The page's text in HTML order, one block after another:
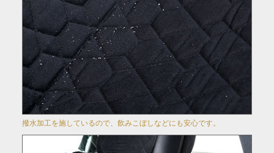
撥水加工を施しているので、飲みこぼしなどにも安心です。